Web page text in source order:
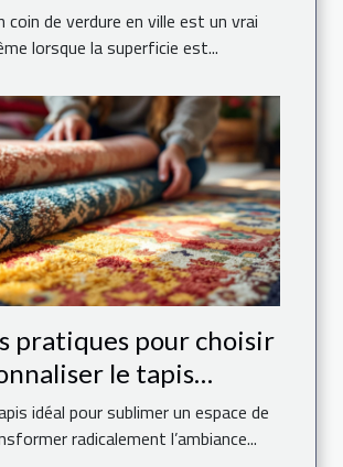
coin de verdure en ville est un vrai
lorsque la superficie est...
pratiques pour choisir
le tapis
votre maison
idéal pour sublimer un espace de
radicalement l’ambiance...